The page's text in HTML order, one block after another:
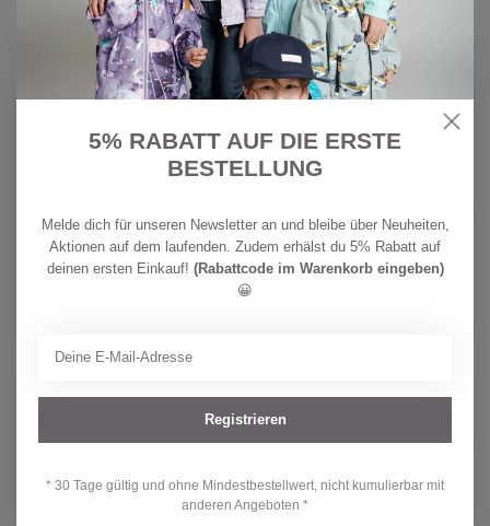
Auf Lager
BECKMANN
Beckmann Schulrucksack Classic
6-teiliges Set, Ninja Ele
CHF
219,00
Rose Ballet
Nicht auf Lager
CHF
119,90
Auf Lager
5% RABATT AUF DIE ERSTE
BESTELLUNG
Melde dich für unseren Newsletter an und bleibe über Neuheiten,
Aktionen auf dem laufenden. Zudem erhälst du 5% Rabatt auf
deinen ersten Einkauf! (Rabattcode im Warenkorb eingeben)
😀
Registrieren
* 30 Tage gültig und ohne Mindestbestellwert, nicht kumulierbar mit
anderen Angeboten *